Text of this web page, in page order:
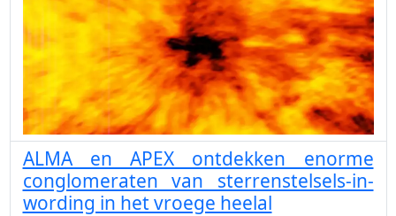
ALMA en APEX ontdekken enorme
conglomeraten van sterrenstelsels-in-
wording in het vroege heelal